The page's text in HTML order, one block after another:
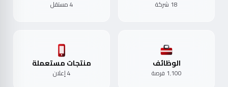
18 شركة 4 مستقل
الوظائف
1٬100 فرصة
منتجات مستعملة
4 إعلان